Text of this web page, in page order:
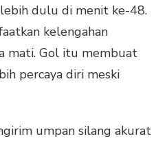
dulu di menit ke-48.
kelengahan
mati. Gol itu membuat
percaya diri meski
umpan silang akurat